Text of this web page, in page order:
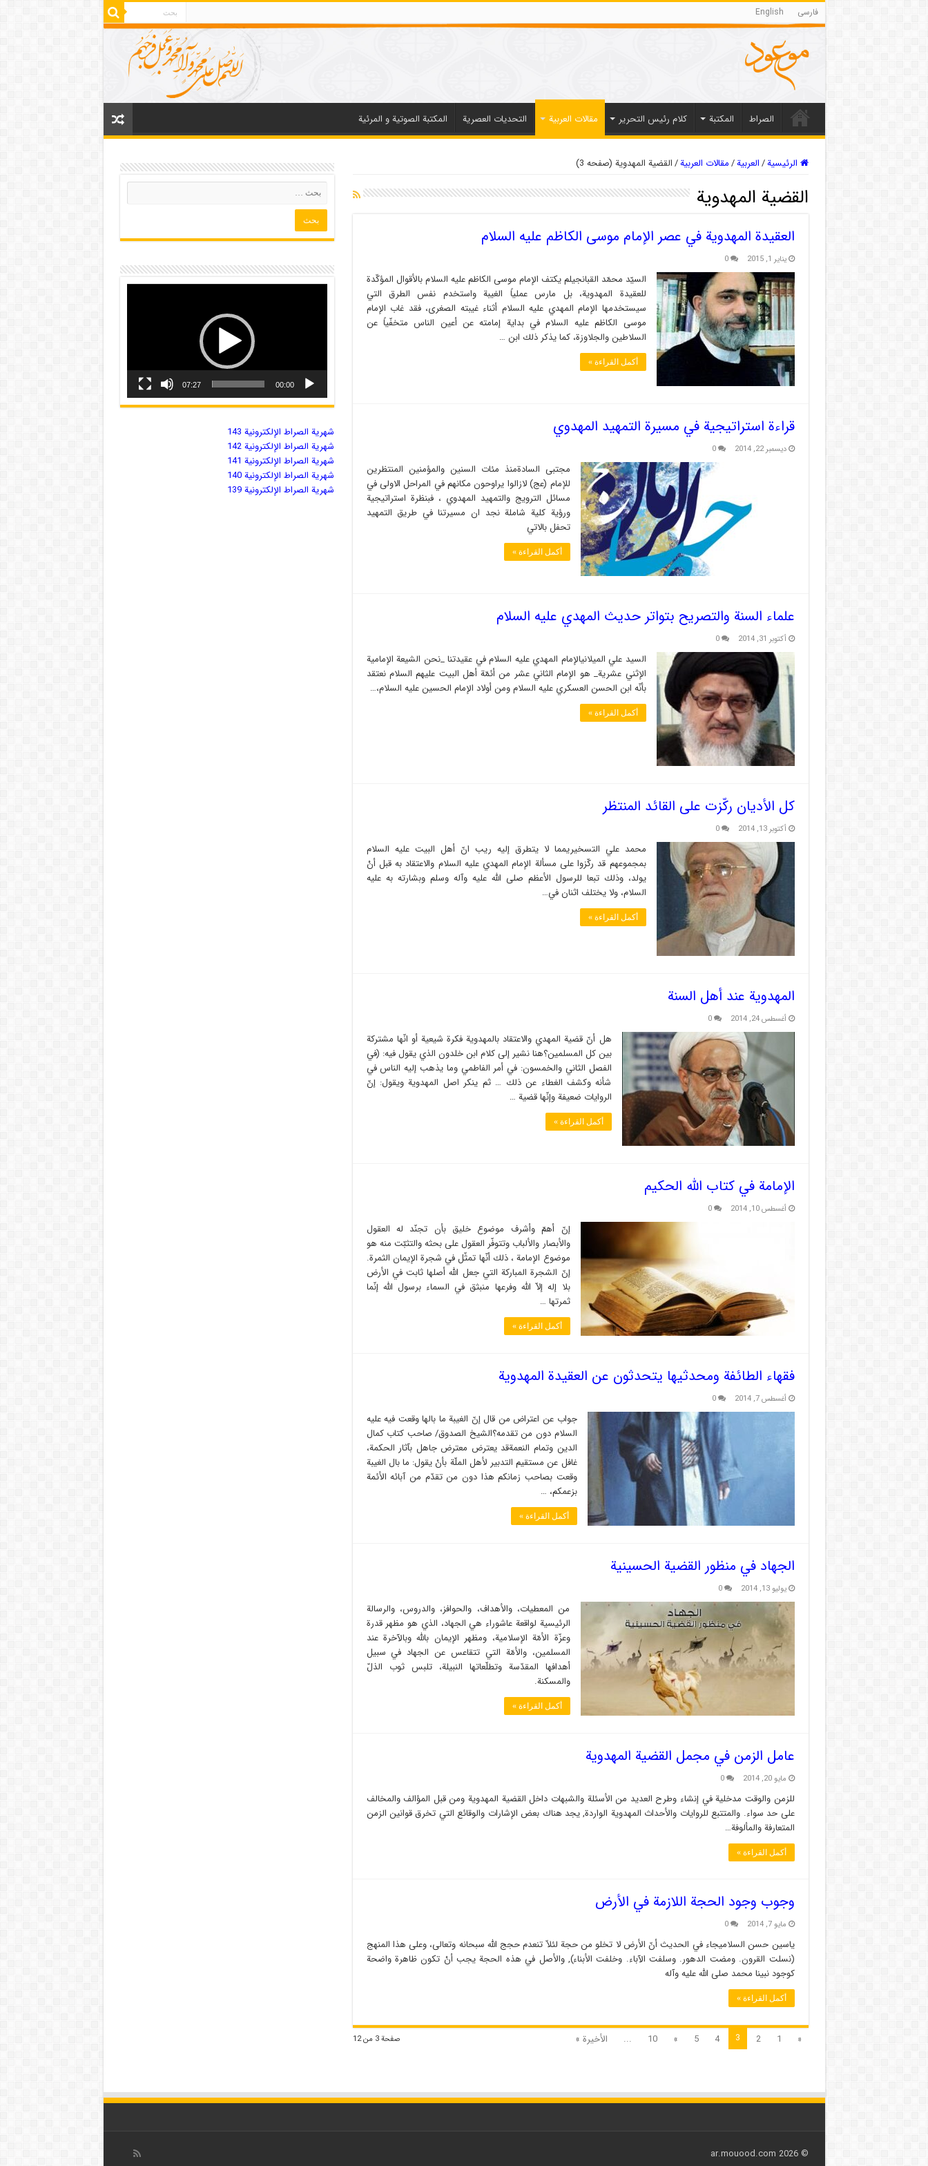
فارسی English
الصراط المکتبة كلام رئيس التحرير مقالات العربیة التحديات العصرية المكتبة الصوتية و المرئية
الرئيسية/العربیة/مقالات العربیة/القضية المهدویة (صفحه 3)
القضية المهدویة
العقيدة المهدوية في عصر الإمام موسى الكاظم عليه السلام
يناير 1, 2015 0
السيّد محمّد القبانجيلم يكتف الإمام موسى الكاظم عليه السلام بالأقوال المؤكّدة
للعقيدة المهدوية، بل مارس عملياً الغيبة واستخدم نفس الطرق التي
سيستخدمها الإمام المهدي عليه السلام أثناء غيبته الصغرى، فقد غاب الإمام
موسى الكاظم عليه السلام في بداية إمامته عن أعين الناس متخفّياً عن
السلاطين والجلاوزة، كما يذكر ذلك ابن …
أكمل القراءة »
قراءة استراتيجية في مسيرة التمهيد المهدوي
ديسمبر 22, 2014 0
مجتبی السادةمنذ مئات السنين والمؤمنين المنتظرين
للإمام (عج) لازالوا يراوحون مكانهم في المراحل الاولى في
مسائل الترويج والتمهيد المهدوي ، فبنظرة استراتيجية
ورؤية كلية شاملة نجد ان مسيرتنا في طريق التمهيد
تحفل بالاتي
أكمل القراءة »
علماء السنة والتصريح بتواتر حديث المهدي عليه السلام
أكتوبر 31, 2014 0
السيد علي الميلانيالإمام المهدي عليه السلام في عقيدتنا _نحن الشيعة الإمامية
الإثني عشرية_ هو الإمام الثاني عشر من أئمّة أهل البيت عليهم السلام نعتقد
بأنّه ابن الحسن العسكري عليه السلام ومن أولاد الإمام الحسين عليه السلام،…
أكمل القراءة »
كل الأديان ركّزت على القائد المنتظر
أكتوبر 13, 2014 0
محمد علي التسخيريمما لا يتطرق إليه ريب انّ أهل البيت عليه السلام
بمجموعهم قد ركّزوا على مسألة الإمام المهدي عليه السلام والاعتقاد به قبل أنْ
يولد، وذلك تبعا للرسول الأعظم صلى الله عليه وآله وسلم وبشارته به عليه
السلام، ولا يختلف اثنان في…
أكمل القراءة »
المهدوية عند أهل السنة
أغسطس 24, 2014 0
هل أنّ قضية المهدي والاعتقاد بالمهدوية فكرة شيعية أو انّها مشتركة
بين كل المسلمين؟هنا نشير إلى كلام ابن خلدون الذي يقول فيه: (في
الفصل الثاني والخمسون: في أمر الفاطمي وما يذهب إليه الناس في
شأنه وكشف الغطاء عن ذلك … ثم ينكر اصل المهدوية ويقول: إنّ
الروايات ضعيفة وإنّها قضية …
أكمل القراءة »
الإمامة في كتاب الله الحكيم
أغسطس 10, 2014 0
إنّ أهمّ وأشرف موضوع خليق بأن تجنّد له العقول
والأبصار والألباب وتتوفّر العقول على بحثه والتثبّت منه هو
موضوع الإمامة ، ذلك أنّها تمثّل في شجرة الإيمان الثمرة.
إنّ الشجرة المباركة التي جعل الله أصلها ثابت في الأرض
بلا إله إلاّ الله وفرعها منبثق في السماء برسول الله إنّما
ثمرتها …
أكمل القراءة »
فقهاء الطائفة ومحدثيها يتحدثون عن العقيدة المهدوية
أغسطس 7, 2014 0
جواب عن اعتراض من قال إنّ الغيبة ما بالها وقعت فيه عليه
السلام دون من تقدمه؟الشيخ الصدوق/ صاحب كتاب كمال
الدين وتمام النعمةقد يعترض معترض جاهل بآثار الحكمة،
غافل عن مستقيم التدبير لأهل الملّة بأنْ يقول: ما بال الغيبة
وقعت بصاحب زمانكم هذا دون من تقدّم من آبائه الأئمة
بزعمكم، …
أكمل القراءة »
الجهاد في منظور القضية الحسينية
يوليو 13, 2014 0
من المعطيات، والأهداف، والحوافز، والدروس، والرسالة
الرئيسية لواقعة عاشوراء هي الجهاد، الذي هو مظهر قدرة
وعزّة الأمّة الإسلامية، ومظهر الإيمان بالله وبالآخرة عند
المسلمين، والأمّة التي تتقاعس عن الجهاد في سبيل
أهدافها المقدّسة وتطلّعاتها النبيلة، تلبس ثوب الذلّ
والمسكنة.
أكمل القراءة »
عامل الزمن في مجمل القضية المهدوية
مايو 20, 2014 0
للزمن والوقت مدخلية في إنشاء وطرح العديد من الأسئلة والشبهات داخل القضية المهدوية ومن قبل المؤالف والمخالف
على حد سواء. والمتتبع للروايات والأحداث المهدوية الواردة, يجد هناك بعض الإشارات والوقائع التي تخرق قوانين الزمن
المتعارفة والمألوفة…
أكمل القراءة »
وجوب وجود الحجة اللازمة في الأرض
مايو 7, 2014 0
ياسين حسن السلاميجاء في الحديث أنّ الأرض لا تخلو من حجة لئلاّ تنعدم حجج الله سبحانه وتعالى، وعلى هذا المنهج
(نسلت القرون. ومضت الدهور. وسلفت الآباء. وخلفت الأبناء), والأصل في هذه الحجة يجب أنْ تكون ظاهرة واضحة
كوجود نبينا محمد صلى الله عليه وآله
أكمل القراءة »
صفحة 3 من 12 «
1
2
3
4
5
»
10
... الأخيرة »
00:00
07:27
شهریة الصراط الإلكترونية 143
شهریة الصراط الإلكترونية 142
شهریة الصراط الإلكترونية 141
شهریة الصراط الإلكترونية 140
شهریة الصراط الإلكترونية 139
© 2026 ar.mouood.com